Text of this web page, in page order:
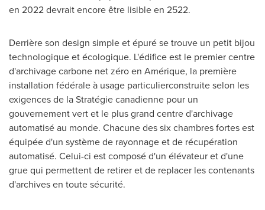
en 2022 devrait encore être lisible en 2522.
Derrière son design simple et épuré se trouve un petit bijou
technologique et écologique. L'édifice est le premier centre
d'archivage carbone net zéro en Amérique, la première
installation fédérale à usage particulierconstruite selon les
exigences de la Stratégie canadienne pour un
gouvernement vert et le plus grand centre d'archivage
automatisé au monde. Chacune des six chambres fortes est
équipée d'un système de rayonnage et de récupération
automatisé. Celui-ci est composé d'un élévateur et d'une
grue qui permettent de retirer et de replacer les contenants
d'archives en toute sécurité.